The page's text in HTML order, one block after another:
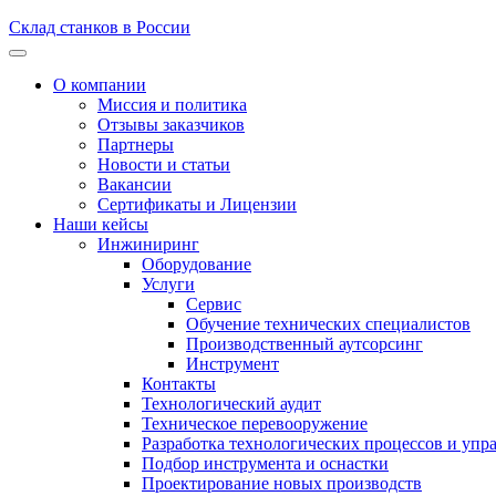
Склад станков в России
О компании
Миссия и политика
Отзывы заказчиков
Партнеры
Новости и статьи
Вакансии
Сертификаты и Лицензии
Наши кейсы
Инжиниринг
Оборудование
Услуги
Сервис
Обучение технических специалистов
Производственный аутсорсинг
Инструмент
Контакты
Технологический аудит
Техническое перевооружение
Разработка технологических процессов и
Подбор инструмента и оснастки
Проектирование новых производств